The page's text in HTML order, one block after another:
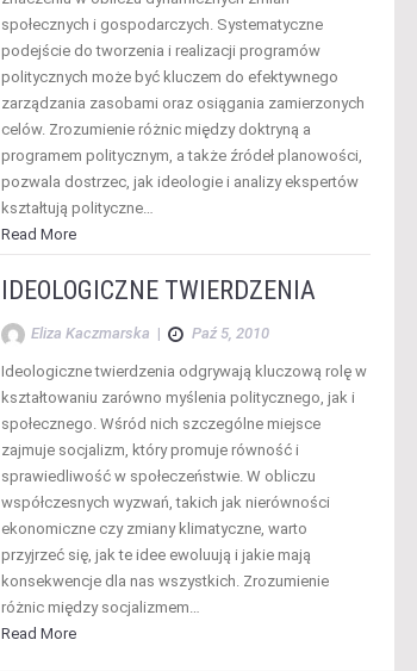
społecznych i gospodarczych. Systematyczne
podejście do tworzenia i realizacji programów
politycznych może być kluczem do efektywnego
zarządzania zasobami oraz osiągania zamierzonych
celów. Zrozumienie różnic między doktryną a
programem politycznym, a także źródeł planowości,
pozwala dostrzec, jak ideologie i analizy ekspertów
kształtują polityczne…
Read More
IDEOLOGICZNE TWIERDZENIA
Eliza Kaczmarska | Paź 5, 2010
Ideologiczne twierdzenia odgrywają kluczową rolę w
kształtowaniu zarówno myślenia politycznego, jak i
społecznego. Wśród nich szczególne miejsce
zajmuje socjalizm, który promuje równość i
sprawiedliwość w społeczeństwie. W obliczu
współczesnych wyzwań, takich jak nierówności
ekonomiczne czy zmiany klimatyczne, warto
przyjrzeć się, jak te idee ewoluują i jakie mają
konsekwencje dla nas wszystkich. Zrozumienie
różnic między socjalizmem…
Read More